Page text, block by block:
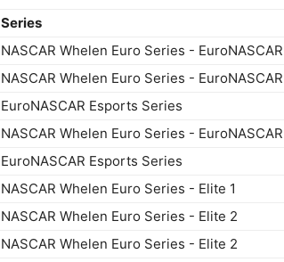
Series
NASCAR Whelen Euro Series -
NASCAR Whelen Euro Series -
EuroNASCAR Esports Series
NASCAR Whelen Euro Series -
EuroNASCAR Esports Series
NASCAR Whelen Euro Series - Elite 1
NASCAR Whelen Euro Series - Elite 2
NASCAR Whelen Euro Series - Elite 2